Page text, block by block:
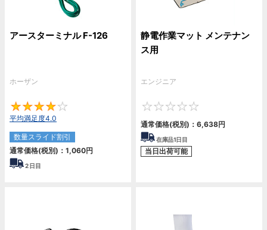
アースターミナル F-126
ホーザン
平均満足度4.0
数量スライド割引
通常価格(税別)： 1,060円
2日目
静電作業マット メンテナン
ス用
エンジニア
通常価格(税別)： 6,638円
在庫品1日目
当日出荷可能